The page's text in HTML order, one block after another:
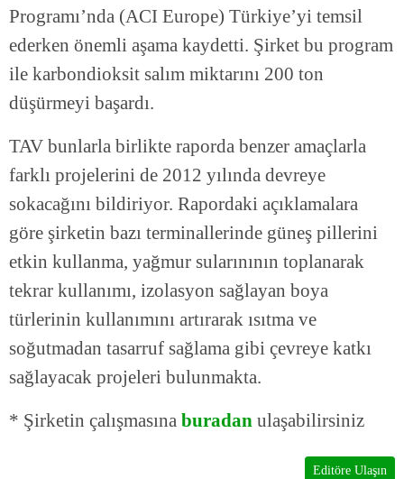
Programı’nda (ACI Europe) Türkiye’yi temsil
ederken önemli aşama kaydetti. Şirket bu program
ile karbondioksit salım miktarını 200 ton
düşürmeyi başardı.
TAV bunlarla birlikte raporda benzer amaçlarla
farklı projelerini de 2012 yılında devreye
sokacağını bildiriyor. Rapordaki açıklamalara
göre şirketin bazı terminallerinde güneş pillerini
etkin kullanma, yağmur sularınının toplanarak
tekrar kullanımı, izolasyon sağlayan boya
türlerinin kullanımını artırarak ısıtma ve
soğutmadan tasarruf sağlama gibi çevreye katkı
sağlayacak projeleri bulunmakta.
* Şirketin çalışmasına buradan ulaşabilirsiniz
Editöre Ulaşın